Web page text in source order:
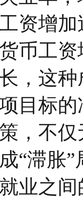
资增
币工
，这
目标
，不
“滞胀”
业之